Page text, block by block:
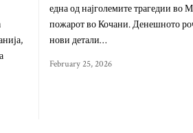
една од најголемите трагедии во
пожарот во Кочани. Денешното
нови детали…
February 25, 2026